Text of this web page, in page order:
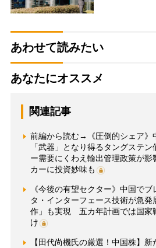
あわせて読みたい
あなたにオススメ
関連記事
前編から読む→《圧倒的シェア》
「武器」となり得るタングステ
ー需要にくわえ輸出管理政策が影
カーに投資妙味も
《今後の有望セクター》中国で
タ・インターフェース技術が急
作」も実現 五カ年計画では国家
け
【田代尚機氏の厳選！中国株】新